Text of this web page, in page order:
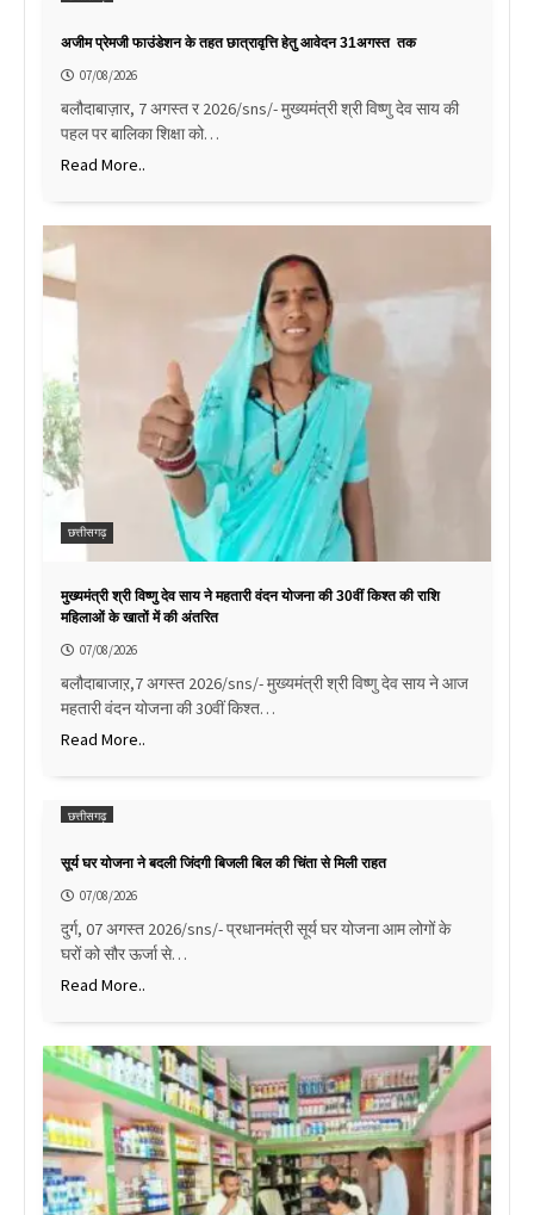
अजीम प्रेमजी फाउंडेशन के तहत छात्रावृत्ति हेतु आवेदन 31अगस्त तक
07/08/2026
बलौदाबाज़ार, 7 अगस्त र 2026/sns/- मुख्यमंत्री श्री विष्णु देव साय की
पहल पर बालिका शिक्षा को…
Read More..
छत्तीसगढ़
मुख्यमंत्री श्री विष्णु देव साय ने महतारी वंदन योजना की 30वीं किश्त की राशि
महिलाओं के खातों में की अंतरित
07/08/2026
बलौदाबाजाऱ,7 अगस्त 2026/sns/- मुख्यमंत्री श्री विष्णु देव साय ने आज
महतारी वंदन योजना की 30वीं किश्त…
Read More..
छत्तीसगढ़
सूर्य घर योजना ने बदली जिंदगी बिजली बिल की चिंता से मिली राहत
07/08/2026
दुर्ग, 07 अगस्त 2026/sns/- प्रधानमंत्री सूर्य घर योजना आम लोगों के
घरों को सौर ऊर्जा से…
Read More..